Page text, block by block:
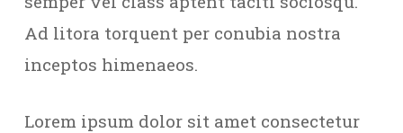
Ad litora torquent per conubia nostra
inceptos himenaeos.
Lorem ipsum dolor sit amet consectetur